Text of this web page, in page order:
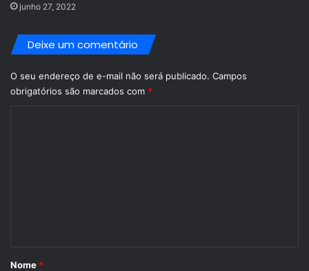
junho 27, 2022
Deixe um comentário
O seu endereço de e-mail não será publicado. Campos
obrigatórios são marcados com *
rNome *